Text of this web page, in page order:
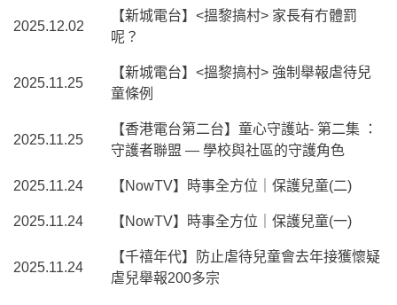
2025.12.02
【新城電台】<搵黎搞村> 家長有冇體罰
呢？
2025.11.25
【新城電台】<搵黎搞村> 強制舉報虐待兒
童條例
2025.11.25
【香港電台第二台】童心守護站- 第二集 ：
守護者聯盟 — 學校與社區的守護角色
2025.11.24 【NowTV】時事全方位｜保護兒童(二)
2025.11.24 【NowTV】時事全方位｜保護兒童(一)
2025.11.24
【千禧年代】防止虐待兒童會去年接獲懷疑
虐兒舉報200多宗